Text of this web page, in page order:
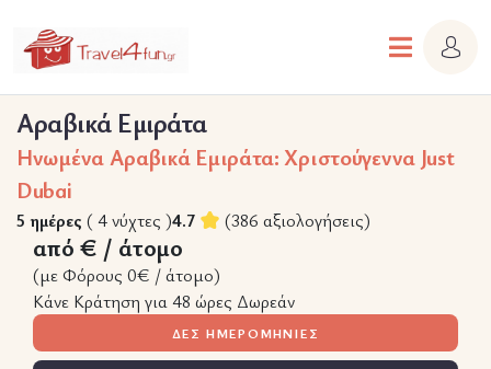
Αραβικά Εμιράτα
Hνωμένα Αραβικά Εμιράτα: Χριστούγεννα Just
Dubai
5 ημέρες ( 4 νύχτες )4.7 (386 αξιολογήσεις)
από € / άτομο
(με Φόρους 0€ / άτομο)
Κάνε Κράτηση για 48 ώρες Δωρεάν
ΔΕΣ ΗΜΕΡΟΜΗΝΙΕΣ